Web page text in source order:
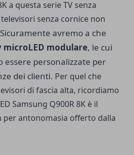
a questa serie TV senza
senza cornice non
Sicuramente avremo a che
microLED modulare, le cui
essere personalizzate per
dei clienti. Per quel che
di fascia alta, ricordiamo
Samsung Q900R 8K è il
antonomasia offerto dalla